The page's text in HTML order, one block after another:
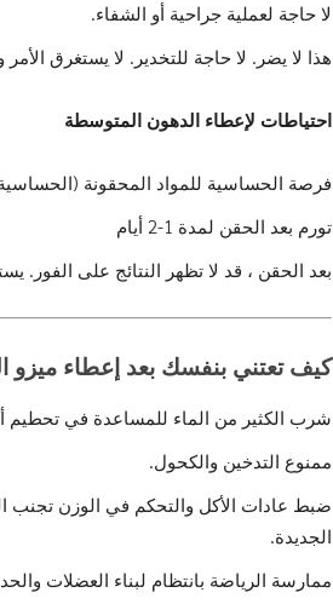
لا حاجة لعملية جراحية أو الشفاء.
هذا لا يضر. لا حاجة للتخدير. لا يستغرق الأمر
احتياطات لإعطاء الدهون المتوسطة
فرصة الحساسية للمواد المحقونة
تورم بعد الحقن لمدة 1-2 أيام
بعد الحقن ، قد لا تظهر النتائج على الفور. يستغرق
كيف تعتني بنفسك بعد إعطاء ميزو
شرب الكثير من الماء للمساعدة في تحطيم أكبر
ممنوع التدخين والكحول.
ضبط عادات الأكل والتحكم في الوزن تجنب
الجديدة.
ممارسة الرياضة بانتظام لبناء العضلات